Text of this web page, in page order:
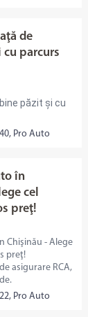
de
parcurs
păzit și cu
Pro Auto
în
cel
preţ!
Chişinău - Alege
preţ!
asigurare RCA,
Pro Auto